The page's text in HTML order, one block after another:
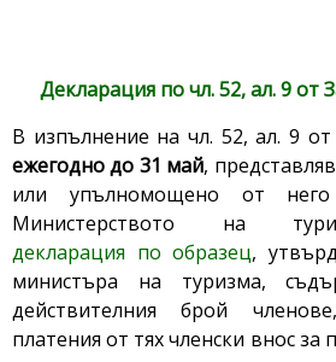
Декларация по чл. 52, ал. 9 от
В изпълнение на чл. 52, ал. 9
ежегодно до 31 май,
или упълномощено от
Министерството на
декларация по образец,
министъра на туризма,
действителния брой
платения от тях членски внос за